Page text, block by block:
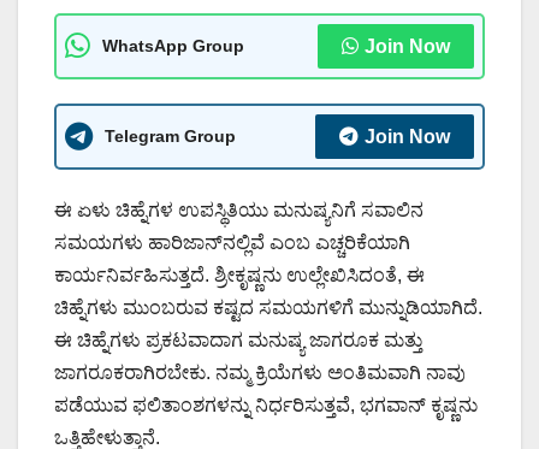
WhatsApp Group Join Now
Telegram Group Join Now
ಈ ಏಳು ಚಿಹ್ನೆಗಳ ಉಪಸ್ಥಿತಿಯು ಮನುಷ್ಯನಿಗೆ ಸವಾಲಿನ
ಸಮಯಗಳು ಹಾರಿಜಾನ್‌ನಲ್ಲಿವೆ ಎಂಬ ಎಚ್ಚರಿಕೆಯಾಗಿ
ಕಾರ್ಯನಿರ್ವಹಿಸುತ್ತದೆ. ಶ್ರೀಕೃಷ್ಣನು ಉಲ್ಲೇಖಿಸಿದಂತೆ, ಈ
ಚಿಹ್ನೆಗಳು ಮುಂಬರುವ ಕಷ್ಟದ ಸಮಯಗಳಿಗೆ ಮುನ್ನುಡಿಯಾಗಿದೆ.
ಈ ಚಿಹ್ನೆಗಳು ಪ್ರಕಟವಾದಾಗ ಮನುಷ್ಯ ಜಾಗರೂಕ ಮತ್ತು
ಜಾಗರೂಕರಾಗಿರಬೇಕು. ನಮ್ಮ ಕ್ರಿಯೆಗಳು ಅಂತಿಮವಾಗಿ ನಾವು
ಪಡೆಯುವ ಫಲಿತಾಂಶಗಳನ್ನು ನಿರ್ಧರಿಸುತ್ತವೆ, ಭಗವಾನ್ ಕೃಷ್ಣನು
ಒತ್ತಿಹೇಳುತ್ತಾನೆ.